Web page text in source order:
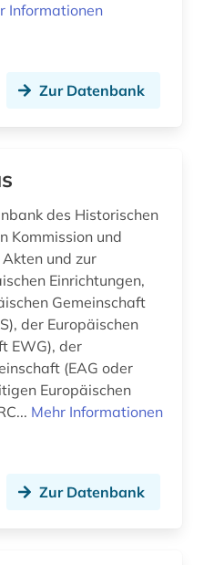
forschungsdatenrepositorium (1)
fremdenverkehrsrecht (1)
Informationen
Zur Datenbank
des Historischen
Kommission und
und zur
Einrichtungen,
Gemeinschaft
der Europäischen
EWG), der
(EAG oder
Europäischen
(EG). ARC... Mehr Informationen
Zur Datenbank